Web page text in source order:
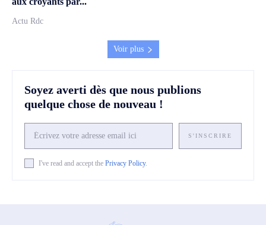
Actu Rdc
Voir plus
Soyez averti dès que nous publions
quelque chose de nouveau !
S'INSCRIRE
I've read and accept the Privacy Policy.